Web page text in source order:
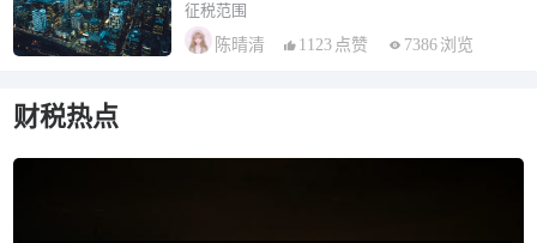
征税范围
陈晴清
1123 点赞 7386 浏览
财税热点